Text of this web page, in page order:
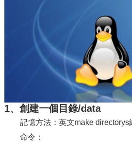
1、創建一個目錄/data
記憶方法：英文make directorys
命令：